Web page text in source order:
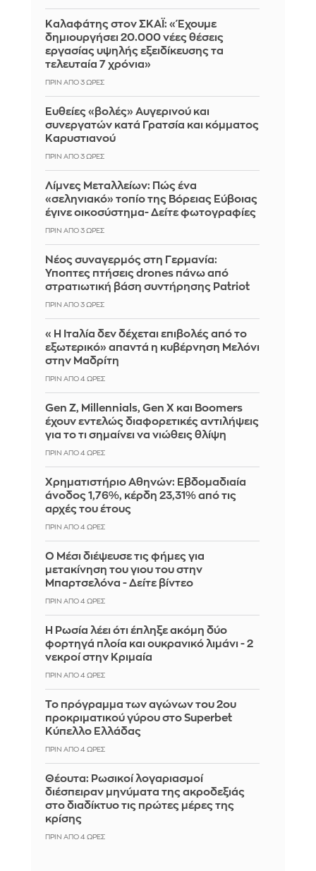
Καλαφάτης στον ΣΚΑΪ: «Έχουμε
δημιουργήσει 20.000 νέες θέσεις
εργασίας υψηλής εξειδίκευσης τα
τελευταία 7 χρόνια»
ΠΡΙΝ ΑΠΌ 3 ΏΡΕΣ
Ευθείες «βολές» Αυγερινού και
συνεργατών κατά Γρατσία και κόμματος
Καρυστιανού
ΠΡΙΝ ΑΠΌ 3 ΏΡΕΣ
Λίμνες Μεταλλείων: Πώς ένα
«σεληνιακό» τοπίο της Βόρειας Εύβοιας
έγινε οικοσύστημα- Δείτε φωτογραφίες
ΠΡΙΝ ΑΠΌ 3 ΏΡΕΣ
Νέος συναγερμός στη Γερμανία:
Ύποπτες πτήσεις drones πάνω από
στρατιωτική βάση συντήρησης Patriot
ΠΡΙΝ ΑΠΌ 3 ΏΡΕΣ
«Η Ιταλία δεν δέχεται επιβολές από το
εξωτερικό» απαντά η κυβέρνηση Μελόνι
στην Μαδρίτη
ΠΡΙΝ ΑΠΌ 4 ΏΡΕΣ
Gen Z, Millennials, Gen X και Boomers
έχουν εντελώς διαφορετικές αντιλήψεις
για το τι σημαίνει να νιώθεις θλίψη
ΠΡΙΝ ΑΠΌ 4 ΏΡΕΣ
Χρηματιστήριο Αθηνών: Εβδομαδιαία
άνοδος 1,76%, κέρδη 23,31% από τις
αρχές του έτους
ΠΡΙΝ ΑΠΌ 4 ΏΡΕΣ
Ο Μέσι διέψευσε τις φήμες για
μετακίνηση του γιου του στην
Μπαρτσελόνα - Δείτε βίντεο
ΠΡΙΝ ΑΠΌ 4 ΏΡΕΣ
Η Ρωσία λέει ότι έπληξε ακόμη δύο
φορτηγά πλοία και ουκρανικό λιμάνι - 2
νεκροί στην Κριμαία
ΠΡΙΝ ΑΠΌ 4 ΏΡΕΣ
Το πρόγραμμα των αγώνων του 2ου
προκριματικού γύρου στο Superbet
Κύπελλο Ελλάδας
ΠΡΙΝ ΑΠΌ 4 ΏΡΕΣ
Θέουτα: Ρωσικοί λογαριασμοί
διέσπειραν μηνύματα της ακροδεξιάς
στο διαδίκτυο τις πρώτες μέρες της
κρίσης
ΠΡΙΝ ΑΠΌ 4 ΏΡΕΣ